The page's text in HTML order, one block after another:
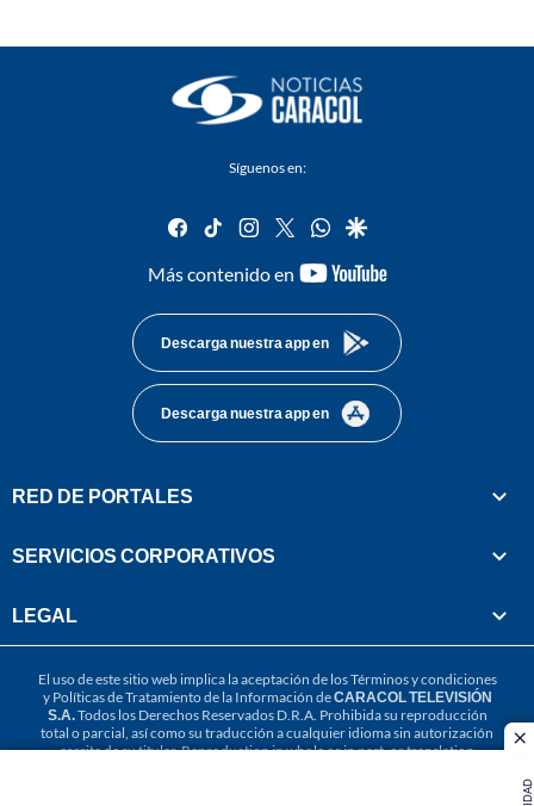
Síguenos en:
facebook
tiktok instagram
twitterwhatsapp
google
Más contenido en
youtube-
Descarga nuestra app en
Descarga nuestra app en
RED DE PORTALES
SERVICIOS CORPORATIVOS
LEGAL
El uso de este sitio web implica la aceptación de losTérminos y condiciones
y Políticas de Tratamiento de la Información deCARACOL TELEVISIÓN
S.A.Todos los Derechos Reservados D.R.A. Prohibida su reproducción
total o parcial, así como su traducción a cualquier idioma sin autorización
escrita de su titular. Reproduction in whole or in part, or translation